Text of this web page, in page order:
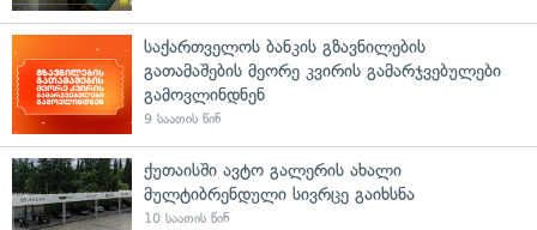
საქართველოს ბანკის გზავნილების
გათამაშების მეორე კვირის გამარჯვებულები
გამოვლინდნენ
9 საათის წინ
ქუთაისში ავტო გალერის ახალი
მულტიბრენდული სივრცე გაიხსნა
10 საათის წინ